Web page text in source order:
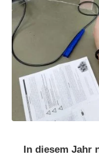
In diesem Jahr